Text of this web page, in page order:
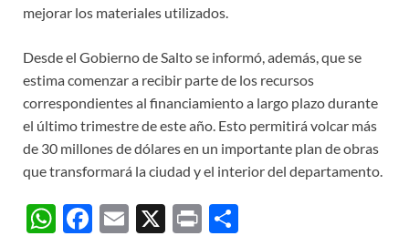
mejorar los materiales utilizados.
Desde el Gobierno de Salto se informó, además, que se
estima comenzar a recibir parte de los recursos
correspondientes al financiamiento a largo plazo durante
el último trimestre de este año. Esto permitirá volcar más
de 30 millones de dólares en un importante plan de obras
que transformará la ciudad y el interior del departamento.
W F
E
X
P